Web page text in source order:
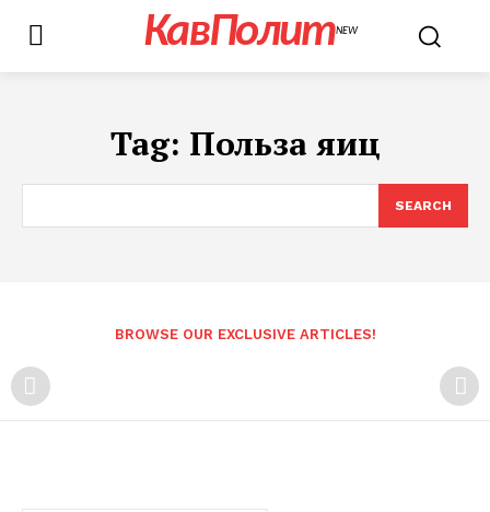
КавПолитNEW
Tag: Польза яиц
SEARCH
BROWSE OUR EXCLUSIVE ARTICLES!